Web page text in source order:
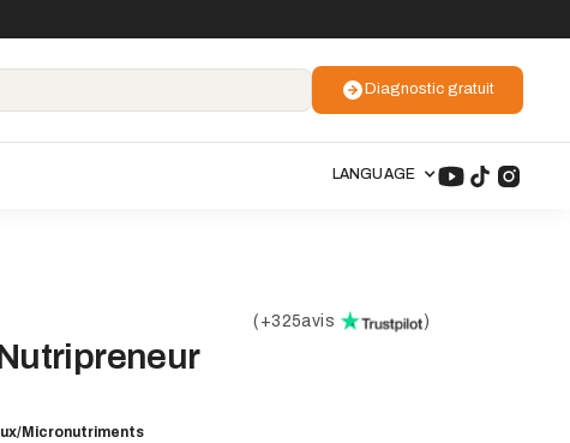
Diagnostic gratuit
LANGUAGE
( +325avis )
Micronutriments